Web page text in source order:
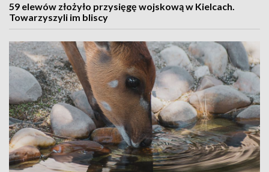
59 elewów złożyło przysięgę wojskową w Kielcach.
Towarzyszyli im bliscy